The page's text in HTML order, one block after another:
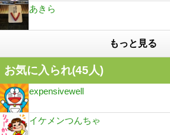
あきら
もっと見る
お気に入られ(45人)
expensivewell
イケメンつんちゃ